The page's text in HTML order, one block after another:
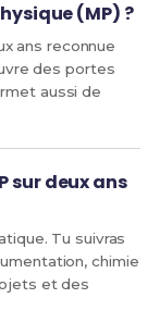
(MP) ?
ans reconnue
des portes
aussi de
sur deux ans
Tu suivras
chimie
et des